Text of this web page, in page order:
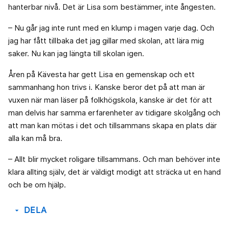
hanterbar nivå. Det är Lisa som bestämmer, inte ångesten.
– Nu går jag inte runt med en klump i magen varje dag. Och
jag har fått tillbaka det jag gillar med skolan, att lära mig
saker. Nu kan jag längta till skolan igen.
Åren på Kävesta har gett Lisa en gemenskap och ett
sammanhang hon trivs i. Kanske beror det på att man är
vuxen när man läser på folkhögskola, kanske är det för att
man delvis har samma erfarenheter av tidigare skolgång och
att man kan mötas i det och tillsammans skapa en plats där
alla kan må bra.
– Allt blir mycket roligare tillsammans. Och man behöver inte
klara allting själv, det är väldigt modigt att sträcka ut en hand
och be om hjälp.
arrow_drop_down DELA